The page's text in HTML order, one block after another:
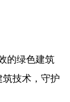
的绿色建筑
技术，守护